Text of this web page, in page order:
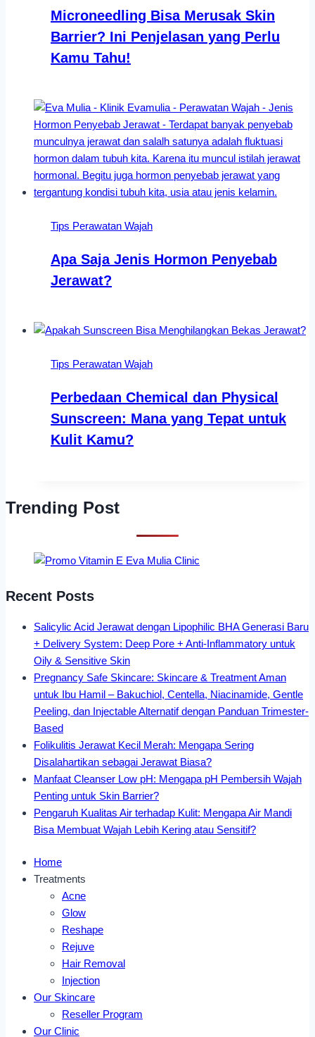
Microneedling Bisa Merusak Skin
Barrier? Ini Penjelasan yang Perlu
Kamu Tahu!
Tips Perawatan Wajah
Apa Saja Jenis Hormon Penyebab
Jerawat?
Tips Perawatan Wajah
Perbedaan Chemical dan Physical
Sunscreen: Mana yang Tepat untuk
Kulit Kamu?
Trending Post
Recent Posts
Salicylic Acid Jerawat dengan Lipophilic BHA Generasi Baru
+ Delivery System: Deep Pore + Anti-Inflammatory untuk
Oily & Sensitive Skin
Pregnancy Safe Skincare: Skincare & Treatment Aman
untuk Ibu Hamil – Bakuchiol, Centella, Niacinamide, Gentle
Peeling, dan Injectable Alternatif dengan Panduan Trimester-
Based
Folikulitis Jerawat Kecil Merah: Mengapa Sering
Disalahartikan sebagai Jerawat Biasa?
Manfaat Cleanser Low pH: Mengapa pH Pembersih Wajah
Penting untuk Skin Barrier?
Pengaruh Kualitas Air terhadap Kulit: Mengapa Air Mandi
Bisa Membuat Wajah Lebih Kering atau Sensitif?
Home
Treatments
Acne
Glow
Reshape
Rejuve
Hair Removal
Injection
Our Skincare
Reseller Program
Our Clinic